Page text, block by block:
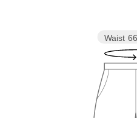
ビスチェ対象品番：87162570021
Waist